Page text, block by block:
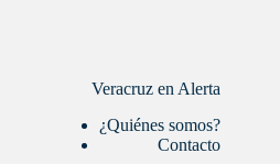
Veracruz en Alerta
¿Quiénes somos?
Contacto